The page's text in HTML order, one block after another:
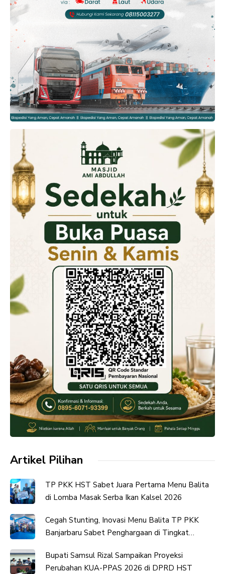
Artikel Pilihan
TP PKK HST Sabet Juara Pertama Menu Balita
di Lomba Masak Serba Ikan Kalsel 2026
Cegah Stunting, Inovasi Menu Balita TP PKK
Banjarbaru Sabet Penghargaan di Tingkat
Bupati Samsul Rizal Sampaikan Proyeksi
Perubahan KUA-PPAS 2026 di DPRD HST